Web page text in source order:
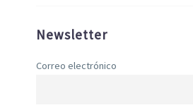
Newsletter
Correo electrónico